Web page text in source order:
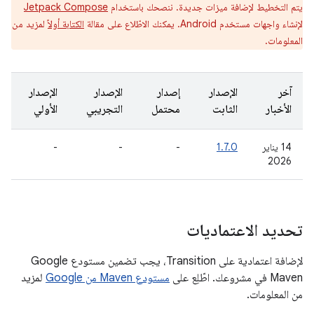
يتم التخطيط لإضافة ميزات جديدة. ننصحك باستخدام Jetpack Compose
لإنشاء واجهات مستخدم Android. يمكنك الاطّلاع على مقالة
الكتابة أولاًلمزيد من
المعلومات.
آخر
الأخبار
الإصدار
الثابت
إصدار
محتمل
الإصدار
التجريبي
الإصدار
الأولي
‫14 يناير
2026
1.7.0
-
-
-
تحديد الاعتماديات
لإضافة اعتمادية على Transition، يجب تضمين مستودع Google
Maven في مشروعك. اطّلِع على
مستودع Maven من Google
لمزيد
من المعلومات.